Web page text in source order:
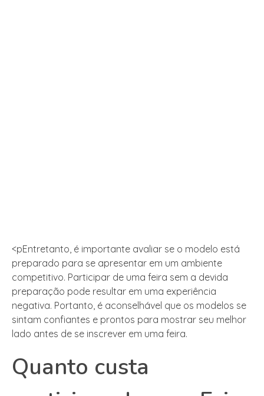
<pEntretanto, é importante avaliar se o modelo está
preparado para se apresentar em um ambiente
competitivo. Participar de uma feira sem a devida
preparação pode resultar em uma experiência
negativa. Portanto, é aconselhável que os modelos se
sintam confiantes e prontos para mostrar seu melhor
lado antes de se inscrever em uma feira.
Quanto custa